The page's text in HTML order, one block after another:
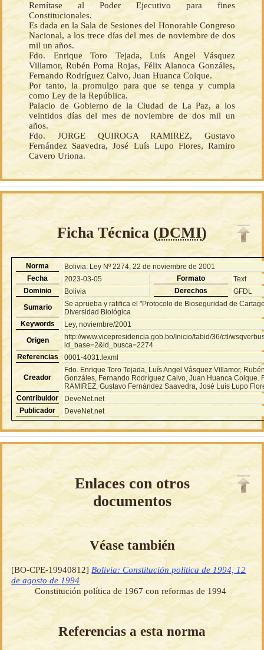
Remítase al Poder Ejecutivo para fines
Constitucionales.
Es dada en la Sala de Sesiones del Honorable Congreso
Nacional, a los trece días del mes de noviembre de dos
mil un años.
Fdo. Enrique Toro Tejada, Luís Angel Vásquez
Villamor, Rubén Poma Rojas, Félix Alanoca Gonzáles,
Fernando Rodríguez Calvo, Juan Huanca Colque.
Por tanto, la promulgo para que se tenga y cumpla
como Ley de la República.
Palacio de Gobierno de la Ciudad de La Paz, a los
veintidos días del mes de noviembre de dos mil un
años.
Fdo. JORGE QUIROGA RAMIREZ, Gustavo
Fernández Saavedra, José Luís Lupo Flores, Ramiro
Cavero Uriona.
Ficha Técnica (DCMI)
Norma
Bolivia: Ley Nº 2274, 22 de noviembre de 2001
Fecha
2023-03-05 Formato
Text
Dominio
Bolivia Derechos
GFDL
Sumario
Se aprueba y ratifica el "Protocolo de Bioseguridad de
Diversidad Biológica
Keywords
Ley, noviembre/2001
Origen
http://www.vicepresidencia.gob.bo/Inicio/tabid/36/ctl/
id_base=2&id_busca=2274
Referencias
0001-4031.lexml
Creador
Fdo. Enrique Toro Tejada, Luís Angel Vásquez Villamor,
Gonzáles, Fernando Rodríguez Calvo, Juan Huanca Colque.
RAMIREZ, Gustavo Fernández Saavedra, José Luís Lupo
Contribuidor
DeveNet.net
Publicador
DeveNet.net
Enlaces con otros
documentos
Véase también
[BO-CPE-19940812] Bolivia: Constitución política de 1994, 12
de agosto de 1994
Constitución política de 1967 con reformas de 1994
Referencias a esta norma